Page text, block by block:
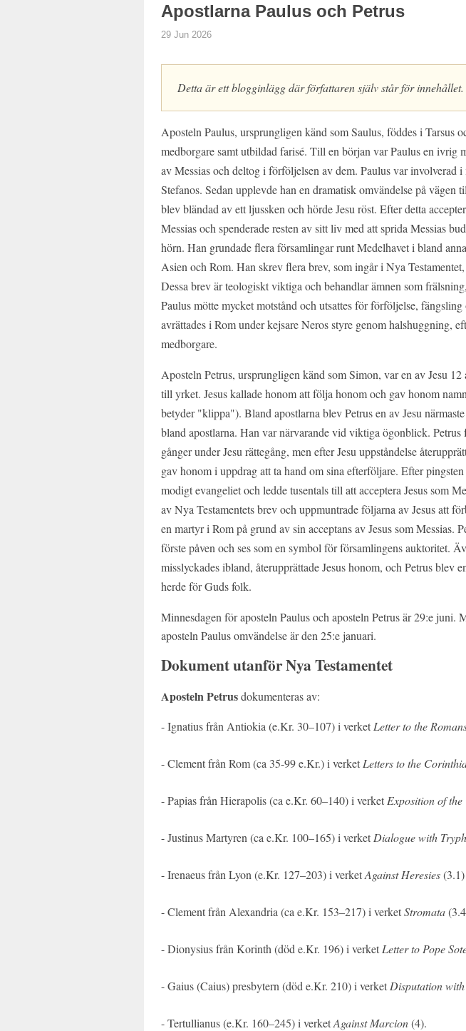
Apostlarna Paulus och Petrus
29 Jun 2026
Detta är ett blogginlägg där författaren själv står för innehållet.
Aposteln Paulus, ursprungligen känd som Saulus, föddes i Tarsus
medborgare samt utbildad farisé. Till en början var Paulus en ivrig
av Messias och deltog i förföljelsen av dem. Paulus var involverad i
Stefanos. Sedan upplevde han en dramatisk omvändelse på vägen
blev bländad av ett ljussken och hörde Jesu röst. Efter detta
Messias och spenderade resten av sitt liv med att sprida Messias
hörn. Han grundade flera församlingar runt Medelhavet i bland
Asien och Rom. Han skrev flera brev, som ingår i Nya
Dessa brev är teologiskt viktiga och behandlar ämnen som
Paulus mötte mycket motstånd och utsattes för förföljelse,
avrättades i Rom under kejsare Neros styre genom halshuggning,
medborgare.
Aposteln Petrus, ursprungligen känd som Simon, var en av Jesu
till yrket. Jesus kallade honom att följa honom och gav honom
betyder "klippa"). Bland apostlarna blev Petrus en av Jesu
bland apostlarna. Han var närvarande vid viktiga ögonblick. Petrus
gånger under Jesu rättegång, men efter Jesu uppståndelse
gav honom i uppdrag att ta hand om sina efterföljare. Efter
modigt evangeliet och ledde tusentals till att acceptera Jesus som
av Nya Testamentets brev och uppmuntrade följarna av Jesus att
en martyr i Rom på grund av sin acceptans av Jesus som Messias.
förste påven och ses som en symbol för församlingens auktoritet.
misslyckades ibland, återupprättade Jesus honom, och Petrus blev
herde för Guds folk.
Minnesdagen för aposteln Paulus och aposteln Petrus är 29:e juni.
aposteln Paulus omvändelse är den 25:e januari.
Dokument utanför Nya Testamentet
Aposteln Petrusdokumenteras av:
- Ignatius från Antiokia (e.Kr. 30–107) i verket Letter to the
- Clement från Rom (ca 35-99 e.Kr.) i verket Letters to the
- Papias från Hierapolis (ca e.Kr. 60–140) i verket Exposition of
- Justinus Martyren (ca e.Kr. 100–165) i verket Dialogue with
- Irenaeus från Lyon (e.Kr. 127–203) i verketAgainst Heresies(3.1)
- Clement från Alexandria (ca e.Kr. 153–217) i verketStromata
- Dionysius från Korinth (död e.Kr. 196) i verket Letter to Pope
- Gaius (Caius) presbytern (död e.Kr. 210) i verket Disputation
- Tertullianus (e.Kr. 160–245) i verketAgainst Marcion(4).